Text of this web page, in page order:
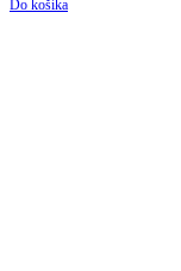
Do košíka